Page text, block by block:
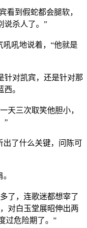
看到假蛇都会腿软，
说杀人了。”
吼地说着，“他就是
对凯宾，还是针对那
。
天三次取笑他胆小，
”
出了什么关键，问陈可
了，连歌迷都想宰了
对白玉堂展昭伸出两
过危险期了。”